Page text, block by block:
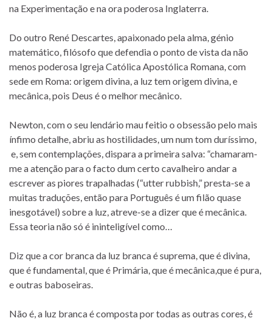
na Experimentação e na ora poderosa Inglaterra.
Do outro René Descartes, apaixonado pela alma, génio
matemático, filósofo que defendia o ponto de vista da não
menos poderosa Igreja Católica Apostólica Romana, com
sede em Roma: origem divina, a luz tem origem divina, e
mecânica, pois Deus é o melhor mecânico.
Newton, com o seu lendário mau feitio o obsessão pelo mais
ínfimo detalhe, abriu as hostilidades, um num tom duríssimo,
e, sem contemplações, dispara a primeira salva: “chamaram-
me a atenção para o facto dum certo cavalheiro andar a
escrever as piores trapalhadas (“utter rubbish,” presta-se a
muitas traduções, então para Português é um filão quase
inesgotável) sobre a luz, atreve-se a dizer que é mecânica.
Essa teoria não só é ininteligível como…
Diz que a cor branca da luz branca é suprema, que é divina,
que é fundamental, que é Primária, que é mecânica,que é pura,
e outras baboseiras.
Não é, a luz branca é composta por todas as outras cores, é